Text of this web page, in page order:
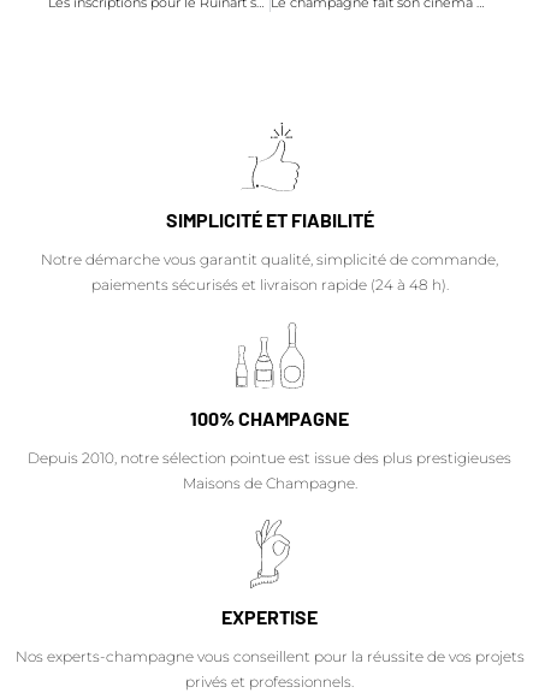
SIMPLICITÉ ET FIABILITÉ
Notre démarche vous garantit qualité, simplicité de commande,
paiements sécurisés et livraison rapide (24 à 48 h).
100% CHAMPAGNE
Depuis 2010, notre sélection pointue est issue des plus prestigieuses
Maisons de Champagne.
EXPERTISE
Nos experts-champagne vous conseillent pour la réussite de vos projets
privés et professionnels.